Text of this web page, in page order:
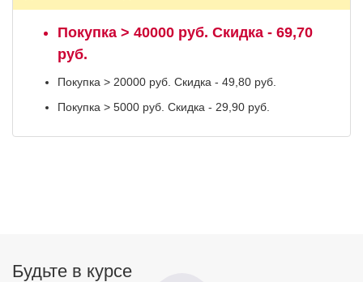
Покупка > 40000 руб. Скидка - 69,70
руб.
Покупка > 20000 руб. Скидка - 49,80 руб.
Покупка > 5000 руб. Скидка - 29,90 руб.
Будьте в курсе